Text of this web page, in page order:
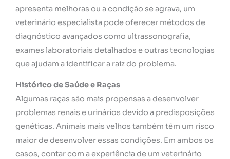
apresenta melhoras ou a condição se agrava, um
veterinário especialista pode oferecer métodos de
diagnóstico avançados como ultrassonografia,
exames laboratoriais detalhados e outras tecnologias
que ajudam a identificar a raiz do problema.
Histórico de Saúde e Raças
Algumas raças são mais propensas a desenvolver
problemas renais e urinários devido a predisposições
genéticas. Animais mais velhos também têm um risco
maior de desenvolver essas condições. Em ambos os
casos, contar com a experiência de um veterinário